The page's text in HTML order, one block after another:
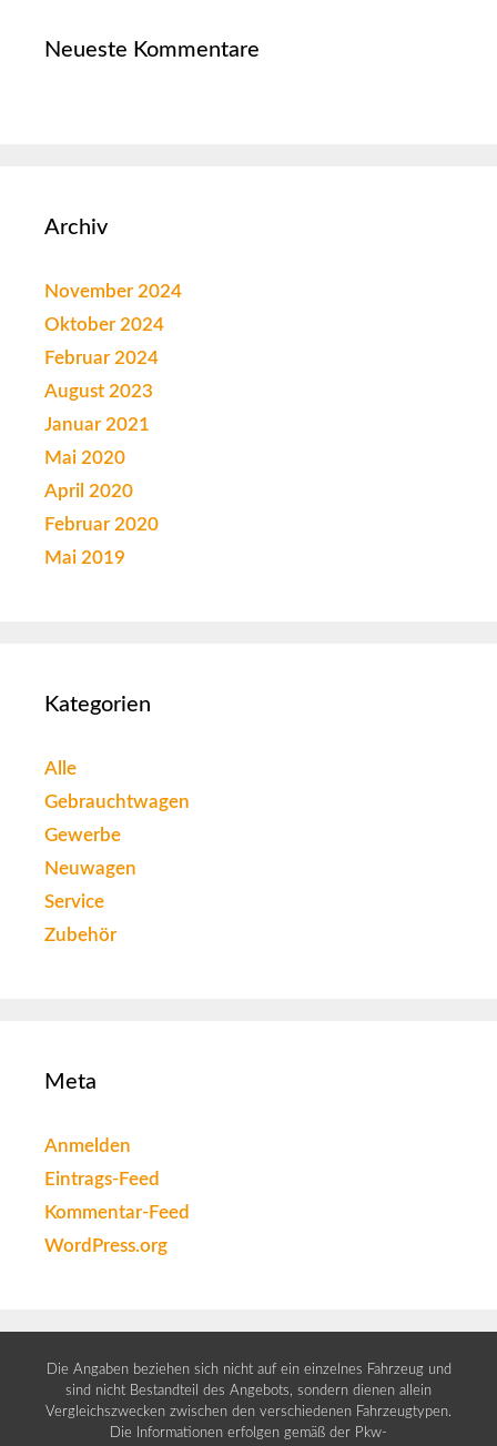
Neueste Kommentare
Archiv
November 2024
Oktober 2024
Februar 2024
August 2023
Januar 2021
Mai 2020
April 2020
Februar 2020
Mai 2019
Kategorien
Alle
Gebrauchtwagen
Gewerbe
Neuwagen
Service
Zubehör
Meta
Anmelden
Eintrags-Feed
Kommentar-Feed
WordPress.org
Die Angaben beziehen sich nicht auf ein einzelnes Fahrzeug und
sind nicht Bestandteil des Angebots, sondern dienen allein
Vergleichszwecken zwischen den verschiedenen Fahrzeugtypen.
Die Informationen erfolgen gemäß der Pkw-